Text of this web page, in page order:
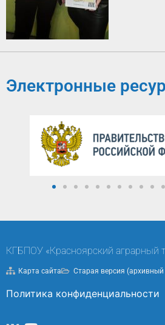
Электронные
КГБПОУ «Красноярский аграрный
Карта сайта Старая версия (архивный
Политика конфиденциальности